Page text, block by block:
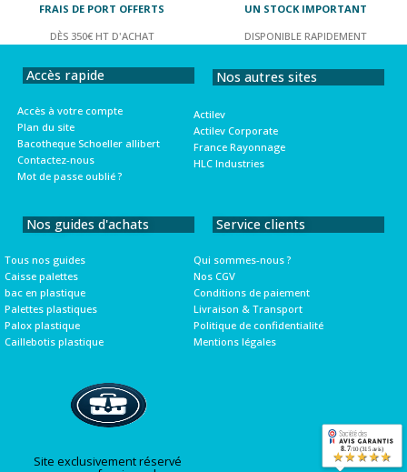
FRAIS DE PORT OFFERTS
DÈS 350€ HT D'ACHAT
UN STOCK IMPORTANT
DISPONIBLE RAPIDEMENT
Accès rapide
Accès à votre compte
Plan du site
Bacotheque Schoeller allibert
Contactez-nous
Mot de passe oublié ?
Nos autres sites
Actilev
Actilev Corporate
France Rayonnage
HLC Industries
Nos guides d'achats
Tous nos guides
Caisse palettes
bac en plastique
Palettes plastiques
Palox plastique
Caillebotis plastique
Service clients
Qui sommes-nous ?
Nos CGV
Conditions de paiement
Livraison & Transport
Politique de confidentialité
Mentions légales
Site exclusivement réservé
8.7/10 (315 avis)
★★★★★